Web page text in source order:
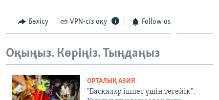
Бөлісу VPN-сіз оқу Follow us
Оқыңыз. Көріңіз. Тыңдаңыз
ОРТАЛЫҚ АЗИЯ
"Басқалар ішпес үшін төгейік".